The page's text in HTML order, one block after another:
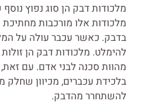
מלכודות דבק הן סוג נפוץ
מלכודות אלו מורכבות
בדבק. כאשר עכבר עולה על
להימלט. מלכודות דבק הן
מהוות סכנה לבני אדם. עם
בלכידת עכברים, מכיוון
להשתחרר מהדבק.